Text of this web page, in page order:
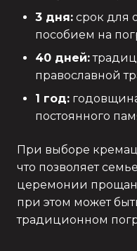
3 дня:срок для
пособием на
40 дней:
православной
1 год:
постоянного
При выборе
что позволяет
церемонии
при этом может
традиционном